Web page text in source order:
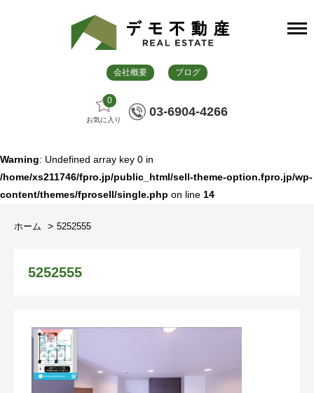
会社概要 ブログ
0
お気に入り
03-6904-4266
Warning: Undefined array key 0 in
/home/xs211746/fpro.jp/public_html/sell-theme-option.fpro.jp/wp-
content/themes/fprosell/single.php on line 14
ホーム 5252555
5252555